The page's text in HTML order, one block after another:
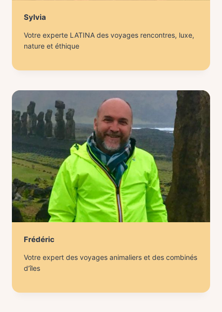
Sylvia
Votre experte LATINA des voyages rencontres, luxe,
nature et éthique
Frédéric
Votre expert des voyages animaliers et des combinés
d’îles